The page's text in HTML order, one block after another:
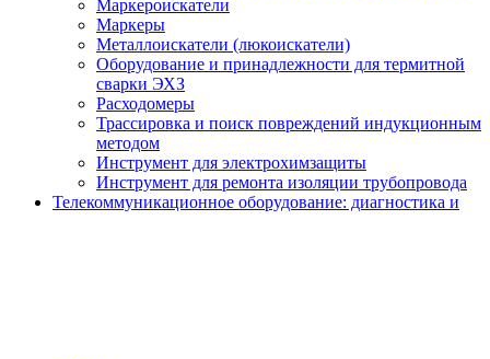
Маркероискатели
Маркеры
Металлоискатели (люкоискатели)
Оборудование и принадлежности для термитной
сварки ЭХЗ
Расходомеры
Трассировка и поиск повреждений индукционным
методом
Инструмент для электрохимзащиты
Инструмент для ремонта изоляции трубопровода
Телекоммуникационное оборудование: диагностика и